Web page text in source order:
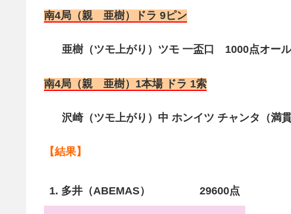
南4局（親 亜樹）ドラ 9ピン
亜樹（ツモ上がり）ツモ 一盃口 1000点オール
南4局（親 亜樹）1本場 ドラ 1索
沢崎（ツモ上がり）中 ホンイツ チャンタ（
【結果】
1. 多井（ABEMAS） 29600点